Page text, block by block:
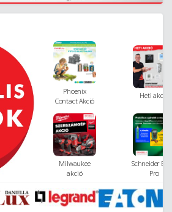
Phoenix
Contact Akció
Heti akció
Milwaukee
akció
Schneider
Pro
csomag